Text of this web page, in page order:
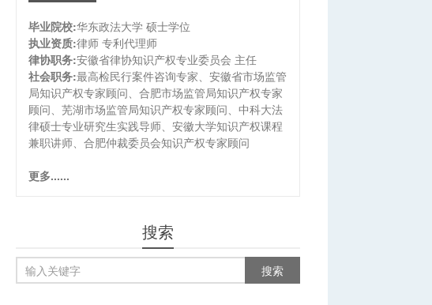
毕业院校:华东政法大学 硕士学位
执业资质:律师 专利代理师
律协职务:安徽省律协知识产权专业委员会 主任
社会职务:最高检民行案件咨询专家、安徽省市场监管
局知识产权专家顾问、合肥市场监管局知识产权专家
顾问、芜湖市场监管局知识产权专家顾问、中科大法
律硕士专业研究生实践导师、安徽大学知识产权课程
兼职讲师、合肥仲裁委员会知识产权专家顾问
更多......
搜索